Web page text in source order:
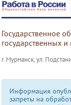
Государственное
государственных
г. Мурманск, ул.
Информация
запреты на